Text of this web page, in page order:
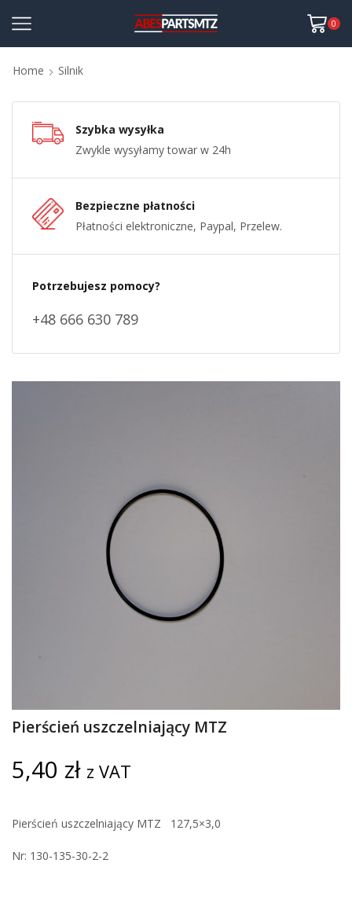
0
Home Silnik
Szybka wysyłka
Zwykle wysyłamy towar w 24h
Bezpieczne płatności
Płatności elektroniczne, Paypal, Przelew.
Potrzebujesz pomocy?
+48 666 630 789
Pierścień uszczelniający MTZ
5,40 zł z VAT
Pierścień uszczelniający MTZ 127,5×3,0
Nr: 130-135-30-2-2